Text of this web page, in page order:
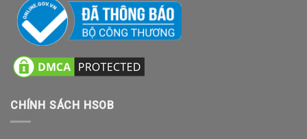
CHÍNH SÁCH HSOB